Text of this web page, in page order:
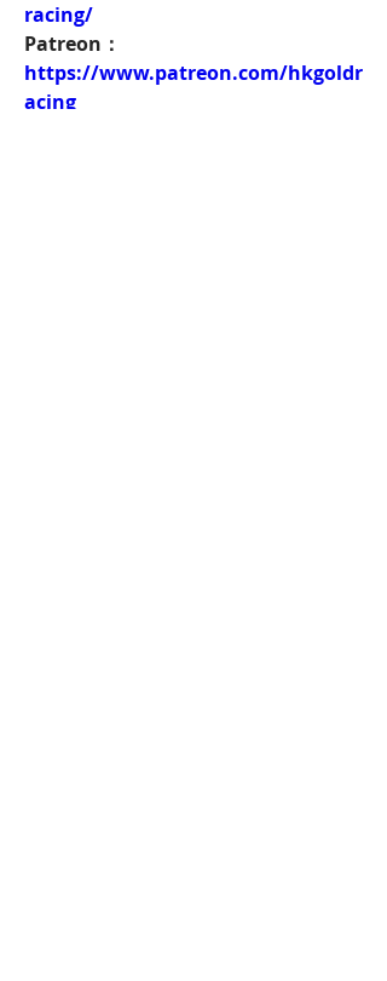
racing/
Patreon：
https://www.patreon.com/hkgoldr
acing